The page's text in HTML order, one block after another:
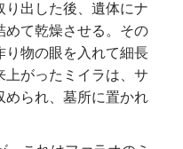
り出した後、遺体にナ
めて乾燥させる。その
り物の眼を入れて細長
上がったミイラは、サ
められ、墓所に置かれ